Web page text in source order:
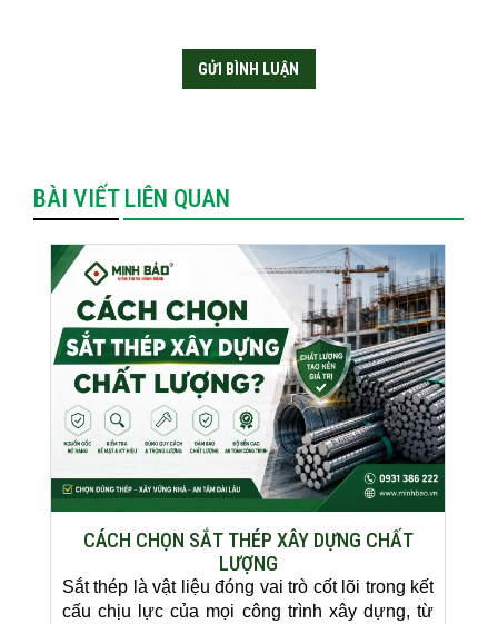
BÀI VIẾT LIÊN QUAN
CÁCH CHỌN SẮT THÉP XÂY DỰNG CHẤT
LƯỢNG
Sắt thép là vật liệu đóng vai trò cốt lõi trong kết
cấu chịu lực của mọi công trình xây dựng, từ